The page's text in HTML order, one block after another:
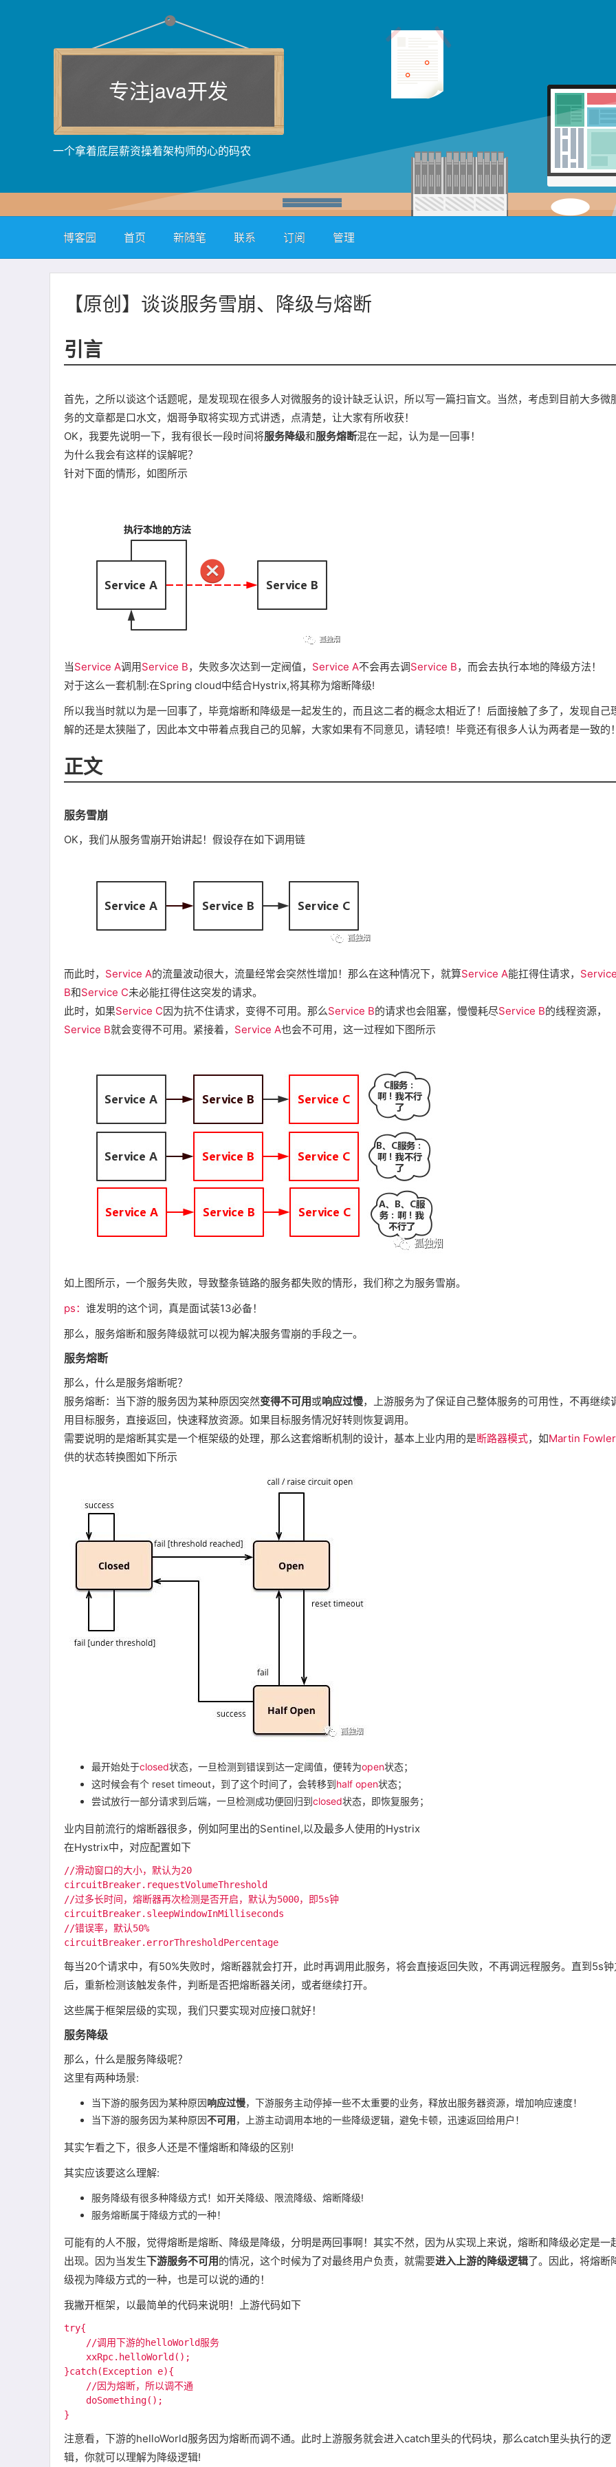
专注java开发
一个拿着底层薪资操着架构师的心的码农
博客园 首页 新随笔 联系 订阅 管理
【原创】谈谈服务雪崩、降级与熔断
引言
首先，之所以谈这个话题呢，是发现现在很多人对微服务的设计缺乏认识，所以写一篇扫盲文。当然，考虑到目前大多微
务的文章都是口水文，烟哥争取将实现方式讲透，点清楚，让大家有所收获！
OK，我要先说明一下，我有很长一段时间将服务降级和服务熔断混在一起，认为是一回事！
为什么我会有这样的误解呢？
针对下面的情形，如图所示
当Service A调用Service B，失败多次达到一定阀值， Service A不会再去调Service B，而会去执行本地的降级方法！
对于这么一套机制:在Spring cloud中结合Hystrix,将其称为熔断降级!
所以我当时就以为是一回事了，毕竟熔断和降级是一起发生的，而且这二者的概念太相近了！后面接触了多了，发现自己
解的还是太狭隘了，因此本文中带着点我自己的见解，大家如果有不同意见，请轻喷！毕竟还有很多人认为两者是一致的
正文
服务雪崩
OK，我们从服务雪崩开始讲起！假设存在如下调用链
而此时， Service A的流量波动很大，流量经常会突然性增加！那么在这种情况下，就算Service A能扛得住请求，
B和Service C未必能扛得住这突发的请求。
此时，如果Service C因为抗不住请求，变得不可用。那么Service B的请求也会阻塞，慢慢耗尽Service B的线程资源，
Service B就会变得不可用。紧接着， Service A也会不可用，这一过程如下图所示
如上图所示，一个服务失败，导致整条链路的服务都失败的情形，我们称之为服务雪崩。
ps： 谁发明的这个词，真是面试装13必备！
那么，服务熔断和服务降级就可以视为解决服务雪崩的手段之一。
服务熔断
那么，什么是服务熔断呢？
服务熔断：当下游的服务因为某种原因突然变得不可用或响应过慢，上游服务为了保证自己整体服务的可用性，不再继续
用目标服务，直接返回，快速释放资源。如果目标服务情况好转则恢复调用。
需要说明的是熔断其实是一个框架级的处理，那么这套熔断机制的设计，基本上业内用的是断路器模式，如Martin Fowler
供的状态转换图如下所示
最开始处于closed状态，一旦检测到错误到达一定阈值，便转为open状态；
这时候会有个 reset timeout，到了这个时间了，会转移到half open状态；
尝试放行一部分请求到后端，一旦检测成功便回归到closed状态，即恢复服务；
业内目前流行的熔断器很多，例如阿里出的Sentinel,以及最多人使用的Hystrix
在Hystrix中，对应配置如下
//滑动窗口的大小，默认为20
circuitBreaker.requestVolumeThreshold
//过多长时间，熔断器再次检测是否开启，默认为5000，即5s钟
circuitBreaker.sleepWindowInMilliseconds
//错误率，默认50%
每当20个请求中，有50%失败时，熔断器就会打开，此时再调用此服务，将会直接返回失败，不再调远程服务。直到5s
后，重新检测该触发条件，判断是否把熔断器关闭，或者继续打开。
这些属于框架层级的实现，我们只要实现对应接口就好！
服务降级
那么，什么是服务降级呢？
这里有两种场景:
当下游的服务因为某种原因响应过慢，下游服务主动停掉一些不太重要的业务，释放出服务器资源，增加响应速度！
当下游的服务因为某种原因不可用，上游主动调用本地的一些降级逻辑，避免卡顿，迅速返回给用户！
其实乍看之下，很多人还是不懂熔断和降级的区别!
其实应该要这么理解:
服务降级有很多种降级方式！如开关降级、限流降级、熔断降级!
服务熔断属于降级方式的一种！
可能有的人不服，觉得熔断是熔断、降级是降级，分明是两回事啊！其实不然，因为从实现上来说，熔断和降级必定是一
出现。因为当发生下游服务不可用的情况，这个时候为了对最终用户负责，就需要进入上游的降级逻辑了。因此，将熔断
级视为降级方式的一种，也是可以说的通的！
我撇开框架，以最简单的代码来说明！上游代码如下
try{
}catch(Exception e){
注意看，下游的helloWorld服务因为熔断而调不通。此时上游服务就会进入catch里头的代码块，那么catch里头执行的逻
辑，你就可以理解为降级逻辑!